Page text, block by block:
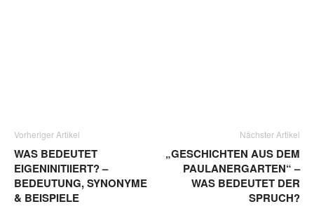
Vorheriger Artikel
WAS BEDEUTET
EIGENINITIIERT? –
BEDEUTUNG, SYNONYME
& BEISPIELE
Nächster Artikel
„GESCHICHTEN AUS DEM
PAULANERGARTEN“ –
WAS BEDEUTET DER
SPRUCH?